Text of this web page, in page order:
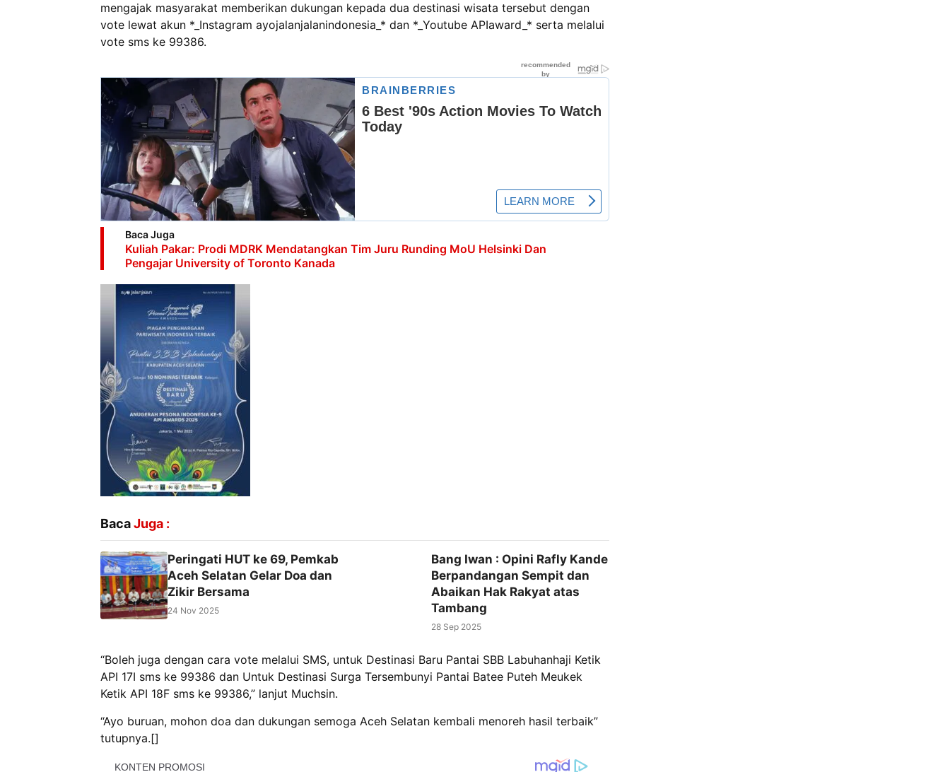
mengajak masyarakat memberikan dukungan kepada dua destinasi wisata tersebut dengan
vote lewat akun *_Instagram ayojalanjalanindonesia_* dan *_Youtube APIaward_* serta melalui
vote sms ke 99386.
Baca Juga
Kuliah Pakar: Prodi MDRK Mendatangkan Tim Juru Runding MoU Helsinki Dan
Pengajar University of Toronto Kanada
BacaJuga :
Peringati HUT ke 69, Pemkab
Aceh Selatan Gelar Doa dan
Zikir Bersama
24 Nov 2025
Bang Iwan : Opini Rafly Kande
Berpandangan Sempit dan
Abaikan Hak Rakyat atas
Tambang
28 Sep 2025
“Boleh juga dengan cara vote melalui SMS, untuk Destinasi Baru Pantai SBB Labuhanhaji Ketik
API 17I sms ke 99386 dan Untuk Destinasi Surga Tersembunyi Pantai Batee Puteh Meukek
Ketik API 18F sms ke 99386,” lanjut Muchsin.
“Ayo buruan, mohon doa dan dukungan semoga Aceh Selatan kembali menoreh hasil terbaik”
tutupnya.[]